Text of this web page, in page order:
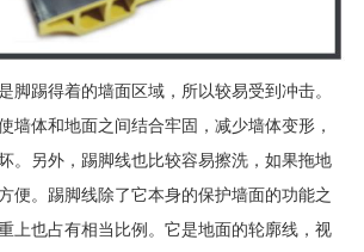
脚踢得着的墙面区域，所以较易受到冲击。
墙体和地面之间结合牢固，减少墙体变形，
。另外，踢脚线也比较容易擦洗，如果拖地
便。踢脚线除了它本身的保护墙面的功能之
上也占有相当比例。它是地面的轮廓线，视